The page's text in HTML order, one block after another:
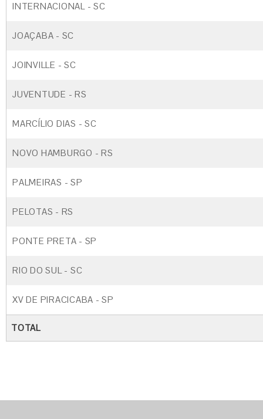
INTERNACIONAL - SC
JOAÇABA - SC
JOINVILLE - SC
JUVENTUDE - RS
MARCÍLIO DIAS - SC
NOVO HAMBURGO - RS
PALMEIRAS - SP
PELOTAS - RS
PONTE PRETA - SP
RIO DO SUL - SC
XV DE PIRACICABA - SP
TOTAL